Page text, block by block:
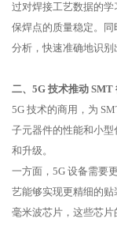
过对焊接工艺数据的
保焊点的质量稳定。
分析，快速准确地识别
二、5G 技术推动 SMT
5G 技术的商用，为
子元器件的性能和小
和升级。
一方面，5G 设备需要
艺能够实现更精细的
毫米波芯片，这些芯